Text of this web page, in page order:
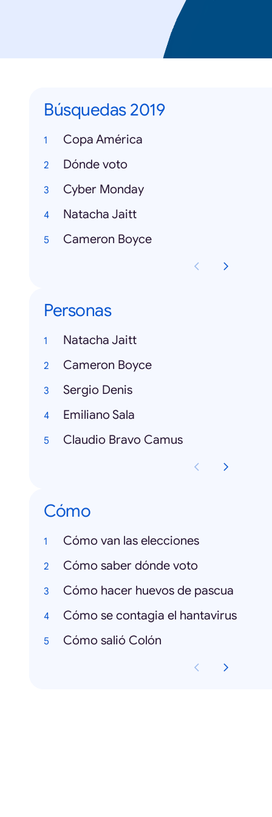
Búsquedas 2019
Copa América
Dónde voto
Cyber Monday
Natacha Jaitt
Cameron Boyce
Personas
Natacha Jaitt
Cameron Boyce
Sergio Denis
Emiliano Sala
Claudio Bravo Camus
Cómo
Cómo van las elecciones
Cómo saber dónde voto
Cómo hacer huevos de pascua
Cómo se contagia el hantavirus
Cómo salió Colón